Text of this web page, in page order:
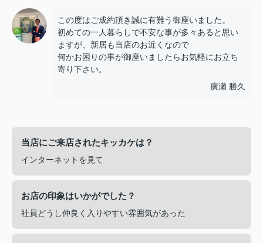
この度はご成約頂き誠に有難う御座いました。
初めての一人暮らしで不安な事が多々あると思い
ますが、新居も当店のお近くなので
何かお困りの事が御座いましたらお気軽にお立ち
寄り下さい。
廣瀬 勝久
当店にご来店されたキッカケは？
インターネットを見て
お店の印象はいかがでした？
社員どうし仲良く入りやすい雰囲気があった